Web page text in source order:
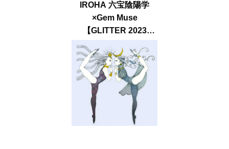
IROHA 六宝陰陽学
×Gem Muse
【GLITTER 2023
SUMMER issue】